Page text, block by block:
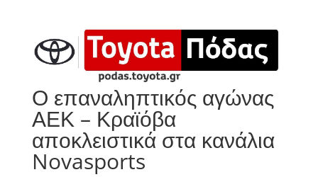
Ο επαναληπτικός αγώνας
ΑΕΚ – Κραϊόβα
αποκλειστικά στα κανάλια
Novasports